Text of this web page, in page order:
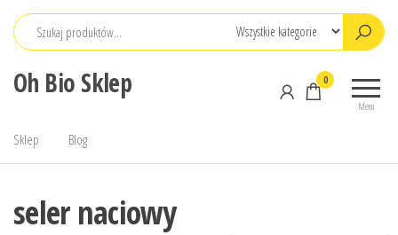
Przejdź
Oh Bio Sklep
Menu
0
Sklep Blog
seler naciowy